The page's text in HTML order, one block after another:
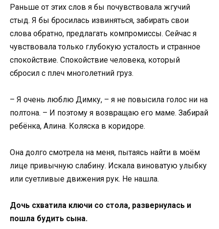
Раньше от этих слов я бы почувствовала жгучий
стыд. Я бы бросилась извиняться, забирать свои
слова обратно, предлагать компромиссы. Сейчас я
чувствовала только глубокую усталость и странное
спокойствие. Спокойствие человека, который
сбросил с плеч многолетний груз.
– Я очень люблю Димку, – я не повысила голос ни на
полтона. – И поэтому я возвращаю его маме. Забирай
ребёнка, Алина. Коляска в коридоре.
Она долго смотрела на меня, пытаясь найти в моём
лице привычную слабину. Искала виноватую улыбку
или суетливые движения рук. Не нашла.
Дочь схватила ключи со стола, развернулась и
пошла будить сына.